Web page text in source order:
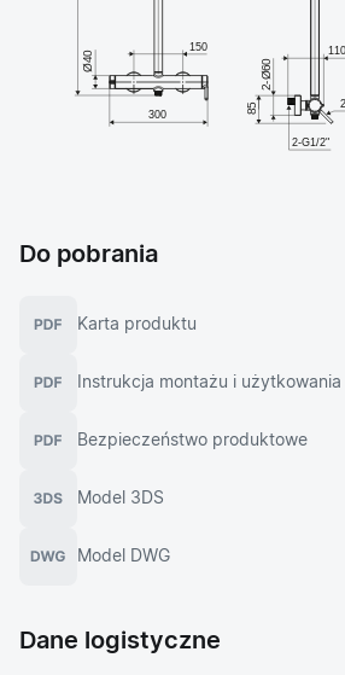
Do pobrania
Karta produktu
Instrukcja montażu i użytkowania
Bezpieczeństwo produktowe
Model 3DS
Model DWG
Dane logistyczne